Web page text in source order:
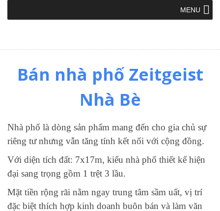
MENU
Bán nhà phố Zeitgeist
Nhà Bè
Nhà phố là dòng sản phẩm mang đến cho gia chủ sự
riêng tư nhưng vẫn tăng tính kết nối với cộng đồng.
Với diện tích đất: 7x17m, kiểu nhà phố thiết kế hiện
đại sang trọng gồm 1 trệt 3 lầu.
Mặt tiền rộng rãi nằm ngay trung tâm sầm uất, vị trí
đặc biệt thích hợp kinh doanh buôn bán và làm văn